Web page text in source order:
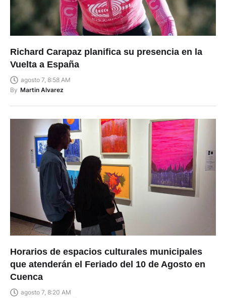
Richard Carapaz planifica su presencia en la
Vuelta a España
agosto 7, 8:58 AM
By Martin Alvarez
Horarios de espacios culturales municipales
que atenderán el Feriado del 10 de Agosto en
Cuenca
agosto 7, 8:20 AM